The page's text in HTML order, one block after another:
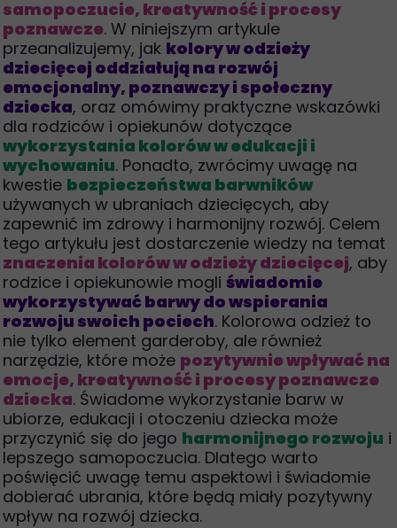
samopoczucie, kreatywność i procesy
poznawcze. W niniejszym artykule
przeanalizujemy, jak kolory w odzieży
dziecięcej oddziałują na rozwój
emocjonalny, poznawczy i społeczny
dziecka, oraz omówimy praktyczne wskazówki
dla rodziców i opiekunów dotyczące
wykorzystania kolorów w edukacji i
wychowaniu. Ponadto, zwrócimy uwagę na
kwestie bezpieczeństwa barwników
używanych w ubraniach dziecięcych, aby
zapewnić im zdrowy i harmonijny rozwój. Celem
tego artykułu jest dostarczenie wiedzy na temat
znaczenia kolorów w odzieży dziecięcej, aby
rodzice i opiekunowie mogli świadomie
wykorzystywać barwy do wspierania
rozwoju swoich pociech. Kolorowa odzież to
nie tylko element garderoby, ale również
narzędzie, które może pozytywnie wpływać na
emocje, kreatywność i procesy poznawcze
dziecka. Świadome wykorzystanie barw w
ubiorze, edukacji i otoczeniu dziecka może
przyczynić się do jego harmonijnego rozwoju i
lepszego samopoczucia. Dlatego warto
poświęcić uwagę temu aspektowi i świadomie
dobierać ubrania, które będą miały pozytywny
wpływ na rozwój dziecka.